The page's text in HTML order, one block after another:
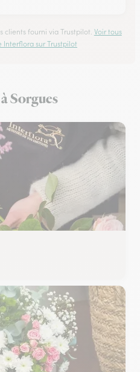
clients fourni via Trustpilot. Voir tous
Interflora sur Trustpilot
Sorgues